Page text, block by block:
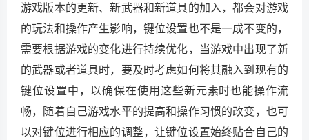
游戏版本的更新、新武器和新道具的加入，都会对游戏
的玩法和操作产生影响，键位设置也不是一成不变的，
需要根据游戏的变化进行持续优化，当游戏中出现了新
的武器或者道具时，要及时考虑如何将其融入到现有的
键位设置中，以确保在使用这些新元素时也能操作流
畅，随着自己游戏水平的提高和操作习惯的改变，也可
以对键位进行相应的调整，让键位设置始终贴合自己的